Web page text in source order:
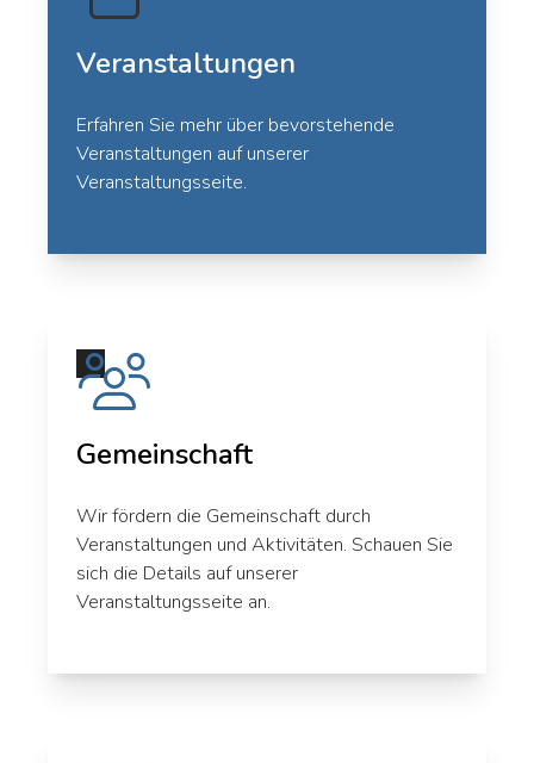
Veranstaltungen
Erfahren Sie mehr über bevorstehende
Veranstaltungen auf unserer
Veranstaltungsseite.
Gemeinschaft
Wir fördern die Gemeinschaft durch
Veranstaltungen und Aktivitäten. Schauen Sie
sich die Details auf unserer
Veranstaltungsseite an.